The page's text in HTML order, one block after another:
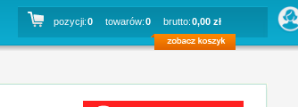
pozycji:0 towarów:0 brutto:0,00 zł